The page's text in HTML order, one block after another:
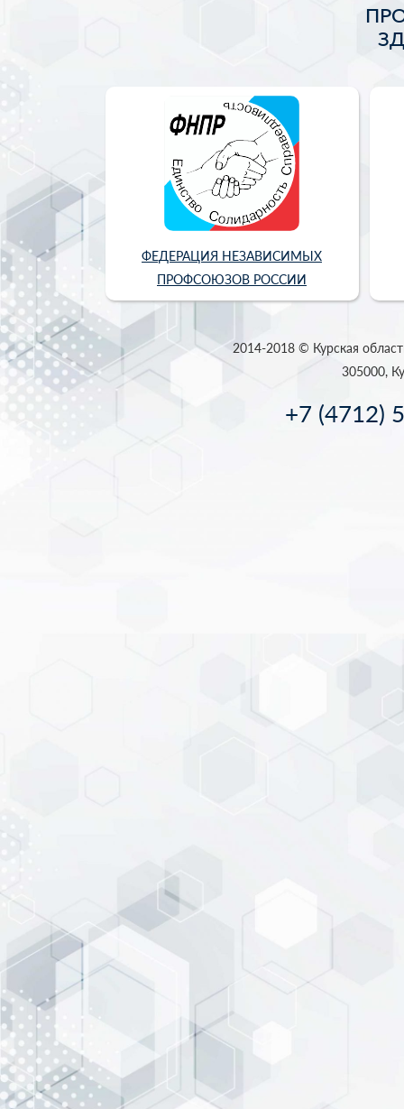
ФЕДЕРАЦИЯ НЕЗАВИСИМЫХ
ПРОФСОЮЗОВ РОССИИ
2014-2018 © Курская
305000,
+7 (4712)